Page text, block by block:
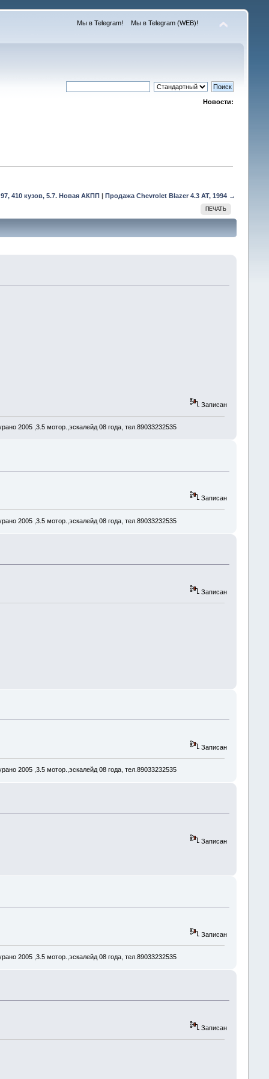
Мы в Telegram! Мы в Telegram (WEB)!
Новости:
410 кузов, 5.7. Новая АКПП |Продажа Chevrolet Blazer 4.3 AT, 1994 →
ПЕЧАТЬ
Записан
2005 ,3.5 мотор.,эскалейд 08 года, тел.89033232535
Записан
2005 ,3.5 мотор.,эскалейд 08 года, тел.89033232535
Записан
Записан
2005 ,3.5 мотор.,эскалейд 08 года, тел.89033232535
Записан
Записан
2005 ,3.5 мотор.,эскалейд 08 года, тел.89033232535
Записан